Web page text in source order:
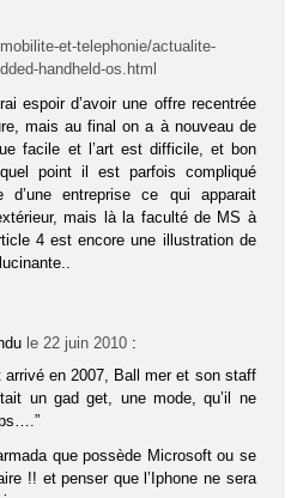
et-telephonie/actualite-
handheld-os.html
espoir d’avoir une offre recentrée
mais au final on a à nouveau de
facile et l’art est difficile, et bon
point il est parfois compliqué
d’une entreprise ce qui apparait
mais là la faculté de MS à
4 est encore une illustration de
le 22 juin 2010 :
arrivé en 2007, Ball mer et son staff
un gad get, une mode, qu’il ne
que possède Microsoft ou se
!! et penser que l’Iphone ne sera